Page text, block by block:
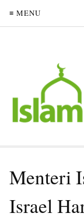
≡ MENU
Menteri
Israel